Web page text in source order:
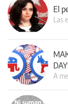
El
Las
A